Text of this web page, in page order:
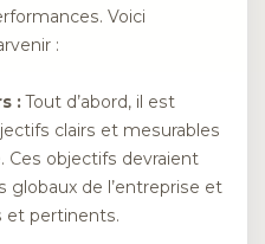
Voici
:
:Tout d’abord, il est
clairs et mesurables
Ces objectifs devraient
globaux de l’entreprise et
et pertinents.